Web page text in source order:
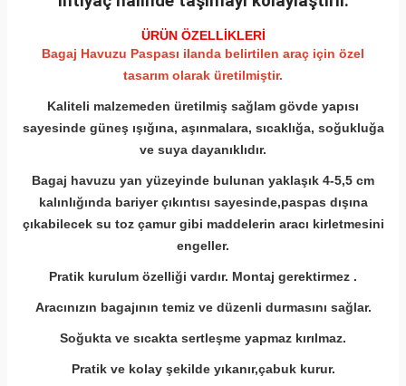
ÜRÜN ÖZELLİKLERİ
Bagaj Havuzu Paspası ilanda belirtilen araç için özel
tasarım olarak üretilmiştir.
Kaliteli malzemeden üretilmiş sağlam gövde yapısı
sayesinde güneş ışığına, aşınmalara, sıcaklığa, soğukluğa
ve suya dayanıklıdır.
Bagaj havuzu yan yüzeyinde bulunan yaklaşık 4-5,5 cm
kalınlığında bariyer çıkıntısı sayesinde,paspas dışına
çıkabilecek su toz çamur gibi maddelerin aracı kirletmesini
engeller.
Pratik kurulum özelliği vardır. Montaj gerektirmez .
Aracınızın bagajının temiz ve düzenli durmasını sağlar.
Soğukta ve sıcakta sertleşme yapmaz kırılmaz.
Pratik ve kolay şekilde yıkanır,çabuk kurur.